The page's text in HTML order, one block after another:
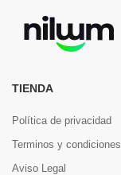
TIENDA
Política de privacidad
Terminos y condiciones
Aviso Legal